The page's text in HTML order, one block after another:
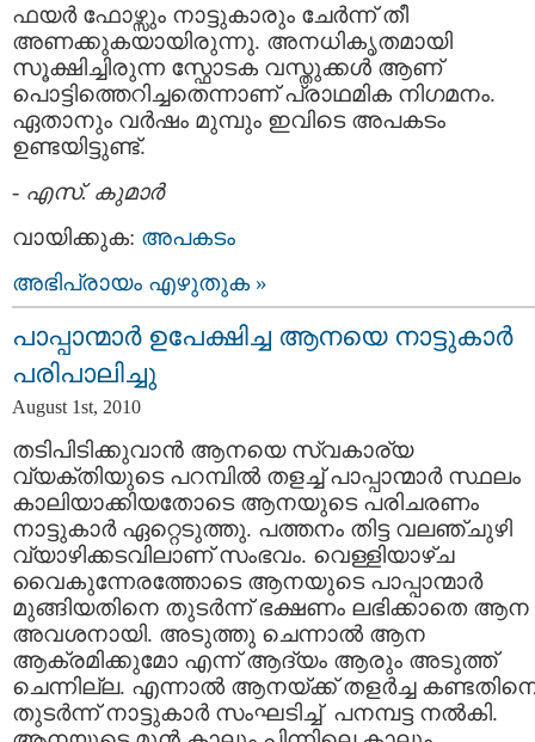
ഫയര്‍ ഫോഴ്സും നാട്ടുകാരും ചേര്‍ന്ന് തീ
അണക്കുകയായിരുന്നു. അനധികൃതമായി
സൂക്ഷിച്ചിരുന്ന സ്ഫോടക വസ്തുക്കള്‍ ആണ്
പൊട്ടിത്തെറിച്ചതെന്നാണ് പ്രാഥമിക നിഗമനം.
ഏതാനും വര്‍ഷം മുമ്പും ഇവിടെ അപകടം
ഉണ്ടയിട്ടുണ്ട്.
- എസ്. കുമാര്‍
വായിക്കുക: അപകടം
അഭിപ്രായം എഴുതുക »
പാപ്പാന്മാര്‍ ഉപേക്ഷിച്ച ആനയെ നാട്ടുകാര്‍
പരിപാലിച്ചു
August 1st, 2010
തടിപിടിക്കുവാന്‍ ആനയെ സ്വകാര്യ
വ്യക്തിയുടെ പറമ്പില്‍ തളച്ച് പാപ്പാന്മാര്‍ സ്ഥലം
കാലിയാക്കിയതോടെ ആനയുടെ പരിചരണം
നാട്ടുകാര്‍ ഏറ്റെടുത്തു. പത്തനം തിട്ട വലഞ്ചുഴി
വ്യാഴിക്കടവിലാണ് സംഭവം. വെള്ളിയാഴ്ച
വൈകുന്നേരത്തോടെ ആനയുടെ പാപ്പാന്മാര്‍
മുങ്ങിയതിനെ തുടര്‍ന്ന് ഭക്ഷണം ലഭിക്കാതെ ആന
അവശനായി. അടുത്തു ചെന്നാല്‍ ആന
ആക്രമിക്കുമോ എന്ന് ആദ്യം ആരും അടുത്ത്
ചെന്നില്ല. എന്നാല്‍ ആനയ്ക്ക് തളര്‍ച്ച
തുടര്‍ന്ന് നാട്ടുകാര്‍ സംഘടിച്ച് പനമ്പട്ട നല്‍കി.